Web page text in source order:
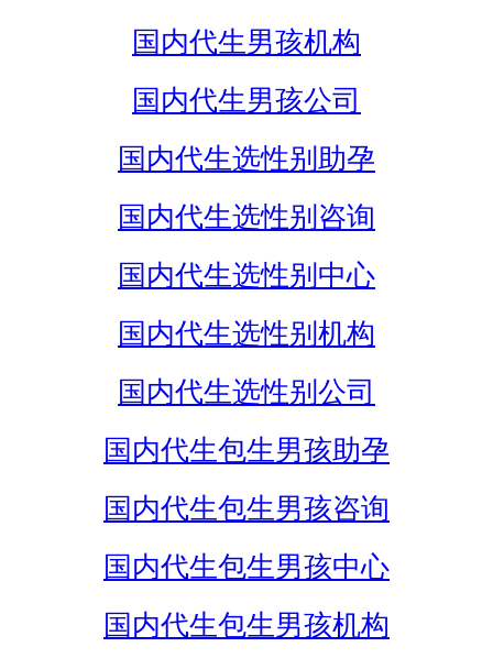
国内代生男孩机构
国内代生男孩公司
国内代生选性别助孕
国内代生选性别咨询
国内代生选性别中心
国内代生选性别机构
国内代生选性别公司
国内代生包生男孩助孕
国内代生包生男孩咨询
国内代生包生男孩中心
国内代生包生男孩机构